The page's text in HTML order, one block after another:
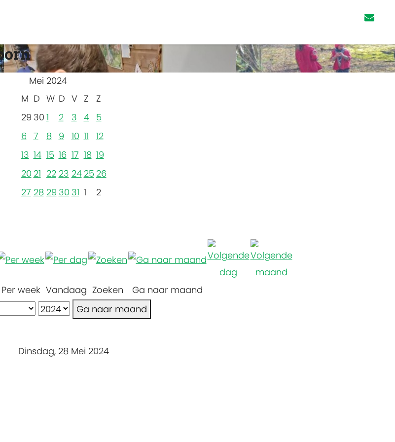
Mei 2024
M D W D V Z
Z
29 30 1 2 3 4
5
6 7 8 9 10 11
12
13 14 15 16 17 18 19
20 21 22 23 24 25 26
27 28 29 30 31 1 2
Per week Vandaag Zoeken
Ga naar maand
Ga naar maand
Dinsdag, 28 Mei 2024